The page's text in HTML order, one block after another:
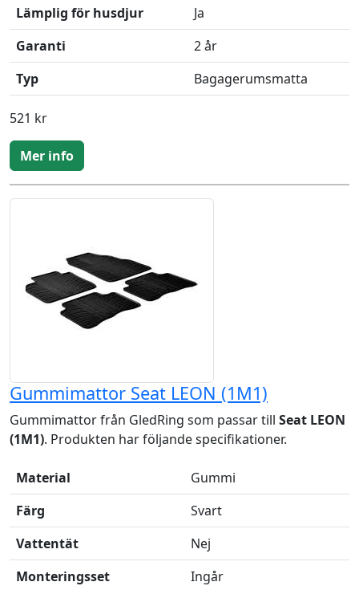
Lämplig för husdjur
Ja
Garanti
2 år
Typ
Bagagerumsmatta
521 kr
Mer info
Gummimattor Seat LEON (1M1)
Gummimattor från GledRing som passar till Seat LEON
(1M1). Produkten har följande specifikationer.
Material
Gummi
Färg
Svart
Vattentät
Nej
Monteringsset
Ingår